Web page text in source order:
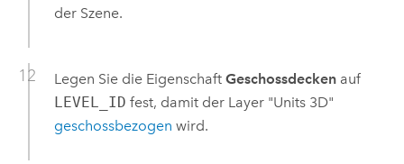
der Szene.
Legen Sie die Eigenschaft Geschossdeckenauf
LEVEL_ID fest, damit der Layer "Units 3D"
geschossbezogen wird.